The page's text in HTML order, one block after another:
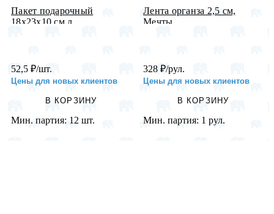
Пакет подарочный
18х23х10 см л...
52,5 ₽/шт.
Цены для новых клиентов
В КОРЗИНУ
Мин. партия: 12 шт.
Лента органза 2,5 см,
Мечты, ...
328 ₽/рул.
Цены для новых клиентов
В КОРЗИНУ
Мин. партия: 1 рул.